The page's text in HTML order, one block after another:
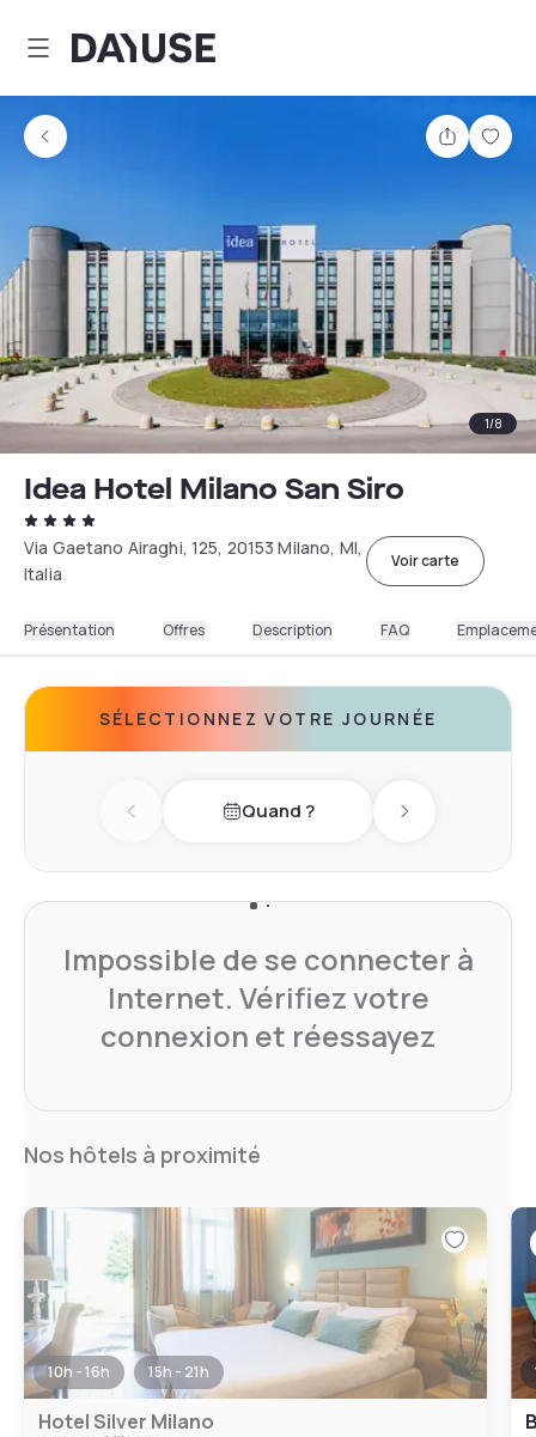
Dayuse
Partager
1/8
Idea Hotel Milano San Siro
Via Gaetano Airaghi, 125, 20153 Milano, MI,
Italia
Voir carte
Présentation Offres Description FAQ
SÉLECTIONNEZ VOTRE JOURNÉE
Previous dayQuand ? Next day
Impossible de se connecter à
Internet. Vérifiez votre
connexion et réessayez
Nos hôtels à proximité
10h - 16h 15h - 21h
Hotel Silver Milano